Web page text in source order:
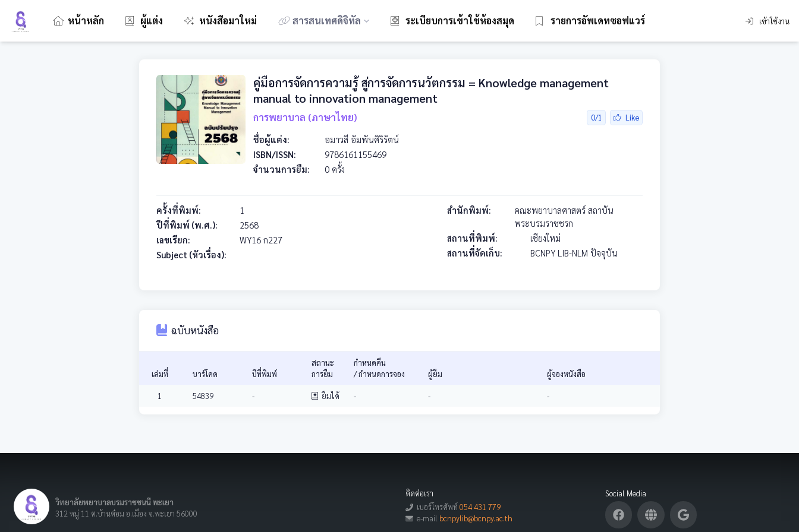
หน้าหลัก ผู้แต่ง หนังสือมาใหม่ สารสนเทศดิจิทัล ระเบียบการเข้าใช้ห้องสมุด รายการอัพเดทซอฟแวร์ เข้าใช้งาน
คู่มือการจัดการความรู้ สู่การจัดการนวัตกรรม = Knowledge management
manual to innovation management
การพยาบาล (ภาษาไทย) 0/1 Like
ชื่อผู้แต่ง:
อมาวสี อัมพันศิริรัตน์
ISBN/ISSN:
9786161155469
จำนวนการยืม:
0 ครั้ง
ครั้งที่พิมพ์:
1
ปีที่พิมพ์ (พ.ศ.):
2568
เลขเรียก:
WY16 ก227
Subject (หัวเรื่อง):
สำนักพิมพ์:
คณะพยาบาลศาสตร์ สถาบัน
พระบรมราชชรก
สถานที่พิมพ์:
เชียงใหม่
สถานที่จัดเก็บ:
BCNPY LIB-NLM ปัจจุบัน
ฉบับหนังสือ
เล่มที่ บาร์โคด ปีที่พิมพ์
สถานะ
การยืม
กำหนดคืน
/ กำหนดการจอง
ผู้ยืม ผู้จองหนังสือ
1 54839 - ยืมได้ - - -
วิทยาลัยพยาบาลบรมราชชนนี พะเยา
312 หมู่ 11 ต.บ้านต๋อม อ.เมือง จ.พะเยา 56000
ติดต่อเรา
เบอร์โทรศัพท์ 054 431 779
e-mail bcnpylib@bcnpy.ac.th
Social Media